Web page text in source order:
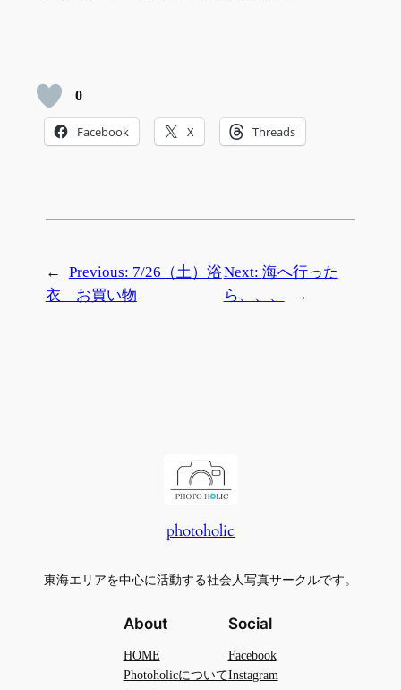
0
Facebook X Threads
← Previous: 7/26（土）浴
衣 お買い物
Next: 海へ行った
ら、、、
→
photoholic
東海エリアを中心に活動する社会人写真サークルです。
About
HOME
Photoholicについて
Social
Facebook
Instagram